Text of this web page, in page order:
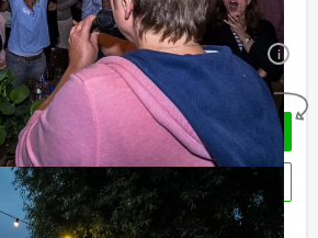
12 personen i
Geheel vrijblijvend
AANVRAGEN
RESERVEREN
een vraag over dit uitje